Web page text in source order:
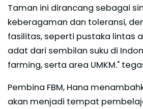
Taman ini dirancang sebagai
keberagaman dan toleransi,
fasilitas, seperti pustaka lintas
adat dari sembilan suku di
farming, serta area UMKM."
Pembina FBM, Hana
akan menjadi tempat